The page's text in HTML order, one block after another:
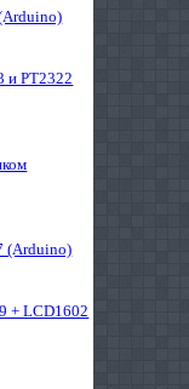
и PT2322
(Arduino)
+ LCD1602